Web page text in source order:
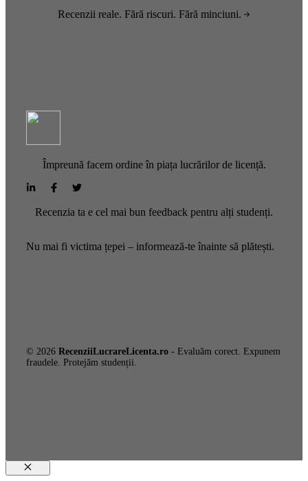
Recenzii reale. Fără riscuri. Fără minciuni.
Împreună facem ordine în piața lucrărilor de licență.
Recenzia ta e cel mai bun feedback pentru alți studenți.
Nu mai fi victima țepei – informează-te înainte să plătești.
© 2026 RecenziiLucrareLicenta.ro - Evaluăm corect. Expunem
fraudele. Protejăm studenții.
Close